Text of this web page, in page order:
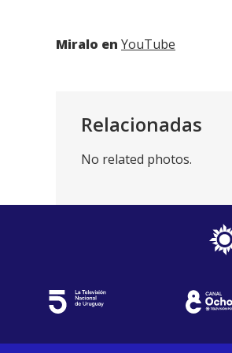
Miralo en YouTube
Relacionadas
No related photos.